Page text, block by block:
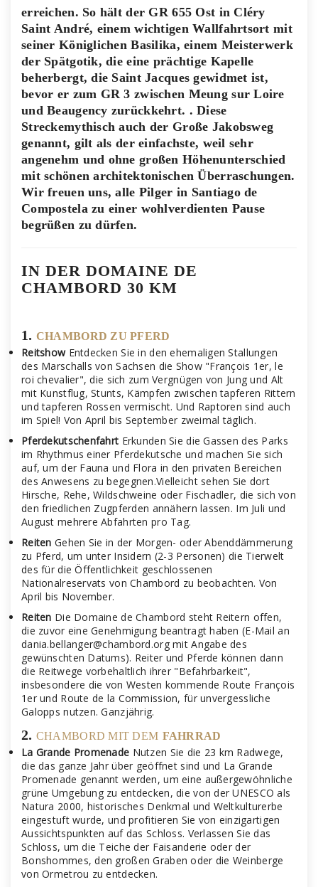
erreichen. So hält der GR 655 Ost in Cléry
Saint André, einem wichtigen Wallfahrtsort mit
seiner Königlichen Basilika, einem Meisterwerk
der Spätgotik, die eine prächtige Kapelle
beherbergt, die Saint Jacques gewidmet ist,
bevor er zum GR 3 zwischen Meung sur Loire
und Beaugency zurückkehrt. . Diese
Streckemythisch auch der Große Jakobsweg
genannt, gilt als der einfachste, weil sehr
angenehm und ohne großen Höhenunterschied
mit schönen architektonischen Überraschungen.
Wir freuen uns, alle Pilger in Santiago de
Compostela zu einer wohlverdienten Pause
begrüßen zu dürfen.
IN DER DOMAINE DE
CHAMBORD 30 KM
1. CHAMBORD ZU PFERD
ReitshowEntdecken Sie in den ehemaligen Stallungen
des Marschalls von Sachsen die Show "François 1er, le
roi chevalier", die sich zum Vergnügen von Jung und Alt
mit Kunstflug, Stunts, Kämpfen zwischen tapferen Rittern
und tapferen Rossen vermischt. Und Raptoren sind auch
im Spiel! Von April bis September zweimal täglich.
Pferdekutschenfahrt Erkunden Sie die Gassen des Parks
im Rhythmus einer Pferdekutsche und machen Sie sich
auf, um der Fauna und Flora in den privaten Bereichen
des Anwesens zu begegnen.Vielleicht sehen Sie dort
Hirsche, Rehe, Wildschweine oder Fischadler, die sich von
den friedlichen Zugpferden annähern lassen. Im Juli und
August mehrere Abfahrten pro Tag.
Reiten Gehen Sie in der Morgen- oder Abenddämmerung
zu Pferd, um unter Insidern (2-3 Personen) die Tierwelt
des für die Öffentlichkeit geschlossenen
Nationalreservats von Chambord zu beobachten. Von
April bis November.
Reiten Die Domaine de Chambord steht Reitern offen,
die zuvor eine Genehmigung beantragt haben (E-Mail an
dania.bellanger@chambord.org mit Angabe des
gewünschten Datums). Reiter und Pferde können dann
die Reitwege vorbehaltlich ihrer "Befahrbarkeit",
insbesondere die von Westen kommende Route François
1er und Route de la Commission, für unvergessliche
Galopps nutzen. Ganzjährig.
2. CHAMBORD MIT DEM FAHRRAD
La Grande Promenade Nutzen Sie die 23 km Radwege,
die das ganze Jahr über geöffnet sind und La Grande
Promenade genannt werden, um eine außergewöhnliche
grüne Umgebung zu entdecken, die von der UNESCO als
Natura 2000, historisches Denkmal und Weltkulturerbe
eingestuft wurde, und profitieren Sie von einzigartigen
Aussichtspunkten auf das Schloss. Verlassen Sie das
Schloss, um die Teiche der Faisanderie oder der
Bonshommes, den großen Graben oder die Weinberge
von Ormetrou zu entdecken.